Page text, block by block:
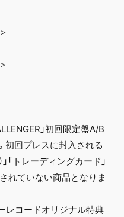
」初回限定盤A/B
初回プレスに封入される
「トレーディングカード」
れていない商品となりま
レコードオリジナル特典